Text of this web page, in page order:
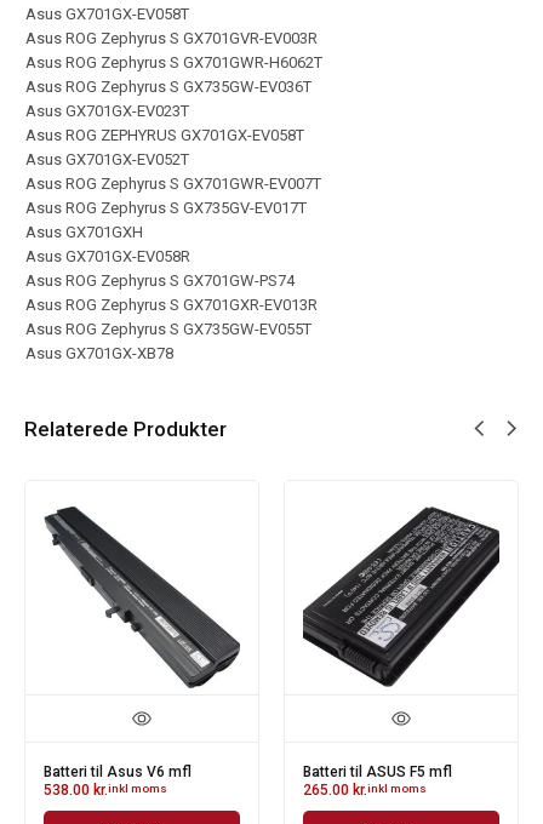
Asus GX701GX-EV058T
Asus ROG Zephyrus S GX701GVR-EV003R
Asus ROG Zephyrus S GX701GWR-H6062T
Asus ROG Zephyrus S GX735GW-EV036T
Asus GX701GX-EV023T
Asus ROG ZEPHYRUS GX701GX-EV058T
Asus GX701GX-EV052T
Asus ROG Zephyrus S GX701GWR-EV007T
Asus ROG Zephyrus S GX735GV-EV017T
Asus GX701GXH
Asus GX701GX-EV058R
Asus ROG Zephyrus S GX701GW-PS74
Asus ROG Zephyrus S GX701GXR-EV013R
Asus ROG Zephyrus S GX735GW-EV055T
Asus GX701GX-XB78
Relaterede Produkter
Batteri til Asus V6 mfl
538.00 kr.inkl moms
Batteri til ASUS F5 mfl
265.00 kr.inkl moms